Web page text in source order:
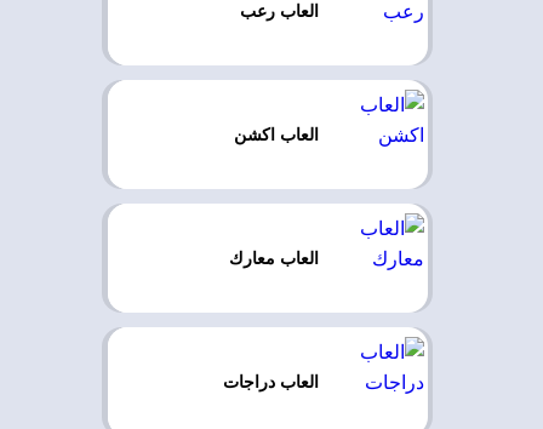
العاب رعب
العاب اكشن
العاب معارك
العاب دراجات